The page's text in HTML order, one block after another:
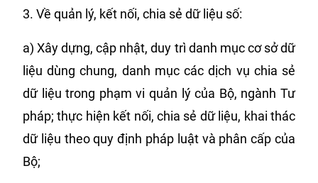
3. Về quản lý, kết nối, chia sẻ dữ liệu số:
a) Xây dựng, cập nhật, duy trì danh mục cơ sở dữ
liệu dùng chung, danh mục các dịch vụ chia sẻ
dữ liệu trong phạm vi quản lý của Bộ, ngành Tư
pháp; thực hiện kết nối, chia sẻ dữ liệu, khai thác
dữ liệu theo quy định pháp luật và phân cấp của
Bộ;